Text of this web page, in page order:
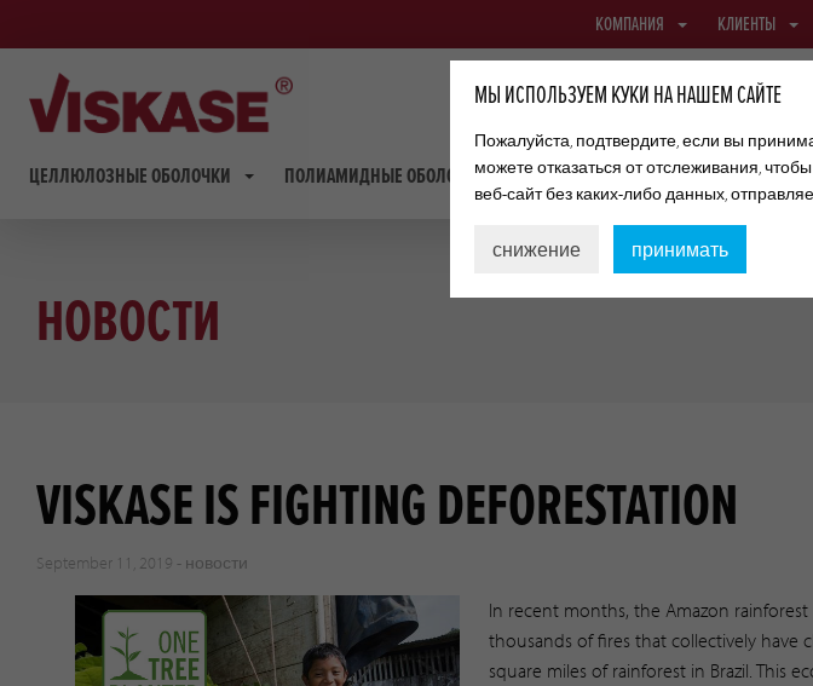
КОМПАНИЯ КЛИЕНТЫ
ЦЕЛЛЮЛОЗНЫЕ ОБОЛОЧКИ ПОЛИАМИДНЫЕ ОБОЛОЧКИ ФИБРОУЗНЫЕ ОБОЛОЧКИ
НОВОСТИ
VISKASE IS FIGHTING DEFORESTATION
September 11, 2019 - новости
In recent months, the Amazon
thousands of fires that collectively have
square miles of rainforest in Brazil. This
МЫ ИСПОЛЬЗУЕМ КУКИ НА НАШЕМ САЙТЕ
Пожалуйста, подтвердите, если вы
можете отказаться от отслеживания,
веб-сайт без каких-либо данных,
снижение принимать